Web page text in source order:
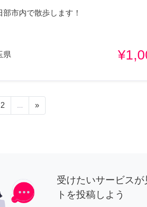
部市内で散歩します！
県
2 ... »
受けたいサービス
トを投稿しよう